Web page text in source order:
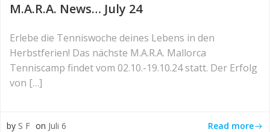
M.A.R.A. News… July 24
Erlebe die Tenniswoche deines Lebens in den
Herbstferien! Das nächste M.A.R.A. Mallorca
Tenniscamp findet vom 02.10.-19.10.24 statt. Der Erfolg
von […]
by S F on Juli 6 Read more